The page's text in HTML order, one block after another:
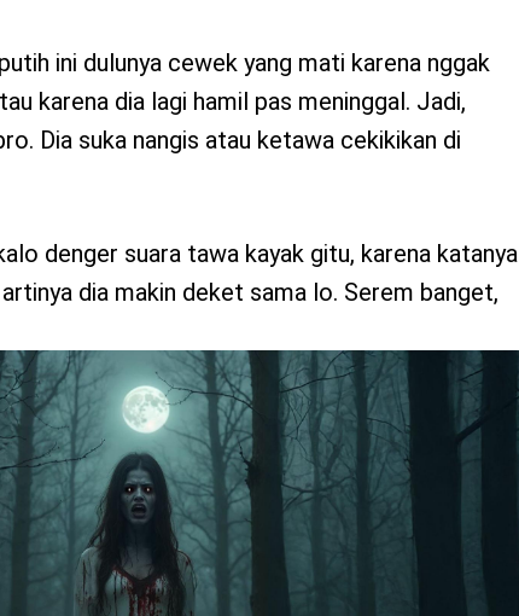
ini dulunya cewek yang mati karena nggak
karena dia lagi hamil pas meninggal. Jadi,
Dia suka nangis atau ketawa cekikikan di
denger suara tawa kayak gitu, karena katanya
dia makin deket sama lo. Serem banget,